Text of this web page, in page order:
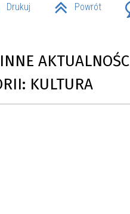
Drukuj Powrót
KULTURA